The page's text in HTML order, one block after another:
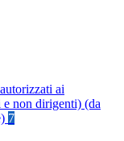
ai
non dirigenti) (da
7